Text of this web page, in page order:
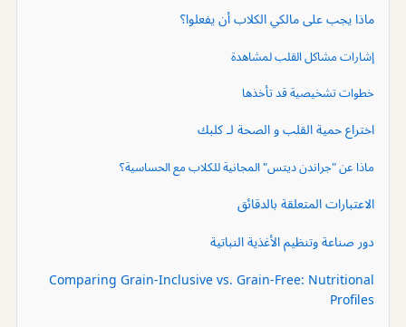
ماذا يجب على مالكي الكلاب أن يفعلوا؟
إشارات مشاكل القلب لمشاهدة
خطوات تشخيصية قد تأخذها
اختراع حمية القلب و الصحة لـ كلبك
ماذا عن "جراندن ديتس" المجانية للكلاب مع الحساسية؟
الاعتبارات المتعلقة بالدقائق
دور صناعة وتنظيم الأغذية النباتية
Comparing Grain-Inclusive vs. Grain-Free: Nutritional
Profiles